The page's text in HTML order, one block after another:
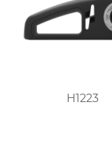
H1223